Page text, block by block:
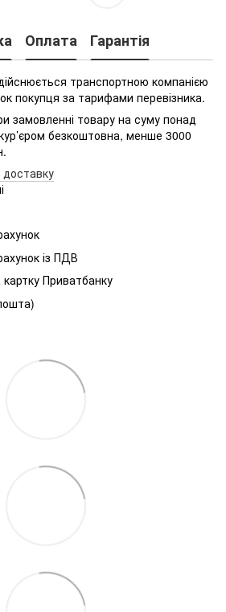
Оплата Гарантія
транспортною компанією
покупця за тарифами перевізника.
замовленні товару на суму понад
безкоштовна, менше 3000
доставку
із ПДВ
Приватбанку